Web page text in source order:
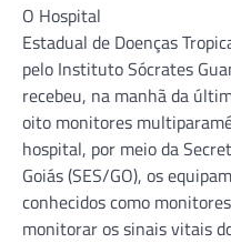
O Hospital
Estadual de Doenças
pelo Instituto Sócrates
recebeu, na manhã da
oito monitores
hospital, por meio da
Goiás (SES/GO), os
conhecidos como
monitorar os sinais vitais